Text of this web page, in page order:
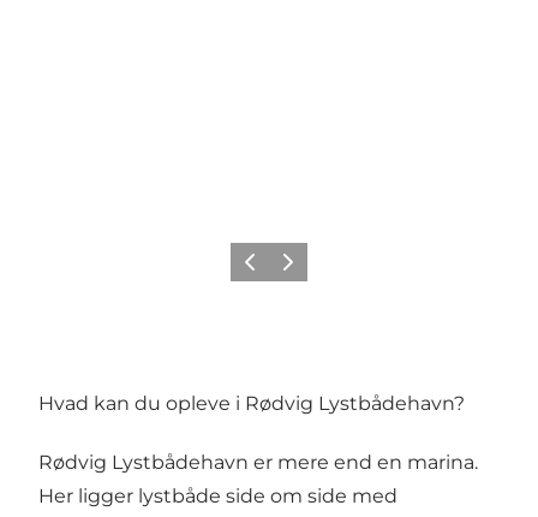
ForrigeNæste
Hvad kan du opleve i Rødvig Lystbådehavn?
Rødvig Lystbådehavn er mere end en marina.
Her ligger lystbåde side om side med